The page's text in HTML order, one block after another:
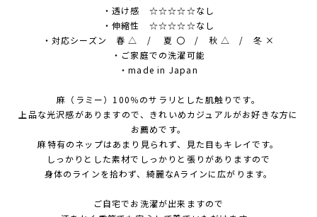
・透け感 ☆☆☆☆☆なし
・伸縮性 ☆☆☆☆☆なし
・対応シーズン 春 △ / 夏 〇 / 秋 △ / 冬 ×
・ご家庭での洗濯可能
・made in Japan
麻（ラミー）100％のサラリとした肌触りです。
上品な光沢感がありますので、きれいめカジュアルがお好きな方に
お薦めです。
麻特有のネップはあまり見られず、見た目もキレイです。
しっかりとした素材でしっかりと張りがありますので
身体のラインを拾わず、綺麗なAラインに広がります。
ご自宅でお洗濯が出来ますので